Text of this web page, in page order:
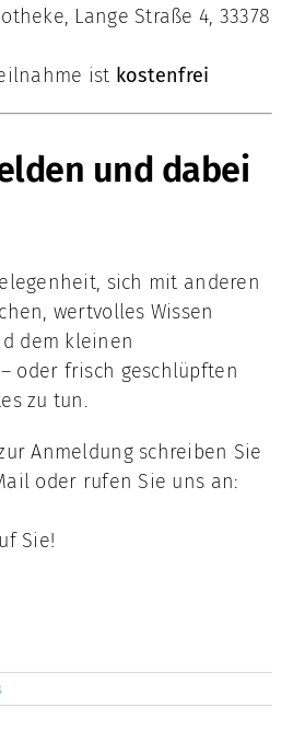
Lange Straße 4, 33378
ist kostenfrei
und dabei
sich mit anderen
wertvolles Wissen
dem kleinen
oder frisch geschlüpften
zu tun.
Anmeldung schreiben Sie
oder rufen Sie uns an:
Sie!